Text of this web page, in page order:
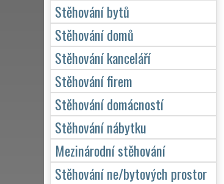
Stěhování bytů
Stěhování domů
Stěhování kanceláří
Stěhování firem
Stěhování domácností
Stěhování nábytku
Mezinárodní stěhování
Stěhování ne/bytových prostor